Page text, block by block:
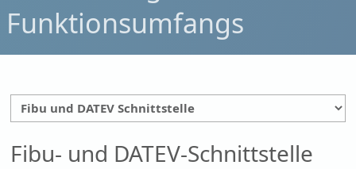
Funktionsumfangs
Fibu- und DATEV-Schnittstelle